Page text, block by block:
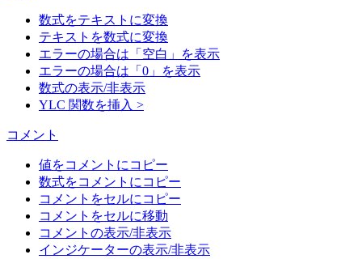
数式をテキストに変換
テキストを数式に変換
エラーの場合は「空白」を表示
エラーの場合は「0」を表示
数式の表示/非表示
YLC 関数を挿入 >
コメント
値をコメントにコピー
数式をコメントにコピー
コメントをセルにコピー
コメントをセルに移動
コメントの表示/非表示
インジケーターの表示/非表示